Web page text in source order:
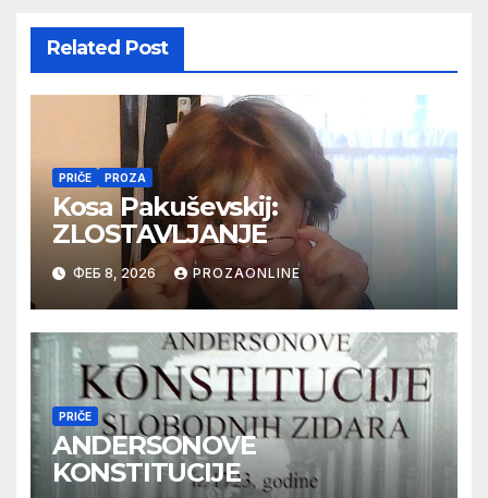
Related Post
PRIČE PROZA
Kosa Pakuševskij:
ZLOSTAVLJANJE
ФЕБ 8, 2026 PROZAONLINE
PRIČE
ANDERSONOVE
KONSTITUCIJE